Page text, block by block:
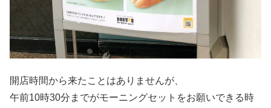
開店時間から来たことはありませんが、
午前10時30分までがモーニングセットをお願いできる時